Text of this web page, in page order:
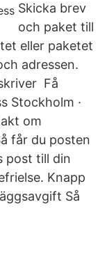
Skicka brev
och paket till
eller paketet
adressen.
Få
Stockholm ·
om
får du posten
post till din
Knapp
Så